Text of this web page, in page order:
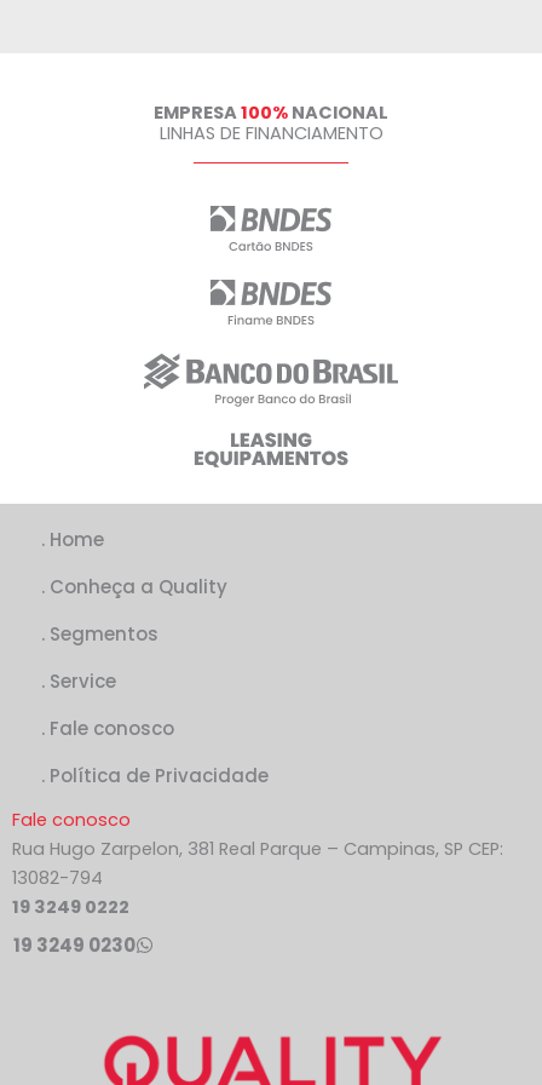
EMPRESA100% NACIONAL
LINHAS DE FINANCIAMENTO
. Home
. Conheça a Quality
. Segmentos
. Service
. Fale conosco
. Política de Privacidade
Fale conosco
Rua Hugo Zarpelon, 381 Real Parque – Campinas, SP CEP:
13082-794
19 3249 0222
19 3249 0230